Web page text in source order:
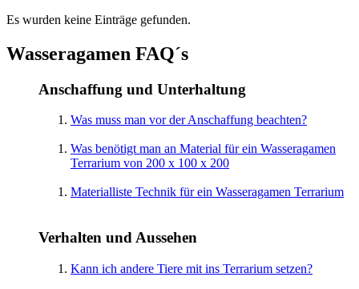
Es wurden keine Einträge gefunden.
Wasseragamen FAQ´s
Anschaffung und Unterhaltung
Was muss man vor der Anschaffung beachten?
Was benötigt man an Material für ein Wasseragamen
Terrarium von 200 x 100 x 200
Materialliste Technik für ein Wasseragamen Terrarium
Verhalten und Aussehen
Kann ich andere Tiere mit ins Terrarium setzen?